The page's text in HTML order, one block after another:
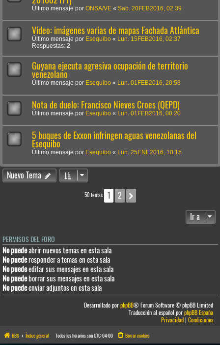
Último mensaje por ONSA/VE « Sab. 20FEB2016, 02:39
Video: imágenes varias de mapas Fachada Atlántica
Último mensaje por Esequibo «
Lun. 15FEB2016, 02:37
Respuestas: 2
Guyana ejecuta agresiva ocupación de territorio
venezolano
Último mensaje por Esequibo « Lun. 01FEB2016, 20:58
Nota de duelo: Francisco Nieves Croes (QEPD)
Último mensaje por Esequibo « Lun. 01FEB2016, 00:20
5 buques de Exxon infringen aguas venezolanas del
Esequibo
Último mensaje por Esequibo « Lun. 25ENE2016, 10:15
Nuevo Tema
50 temas 1 2
Ir a
PERMISOS DEL FORO
No puedeabrir nuevos temas en esta sala
No puederesponder a temas en esta sala
No puedeeditar sus mensajes en esta sala
No puedeborrar sus mensajes en esta sala
No puedeenviar adjuntos en esta sala
Desarrollado porphpBB® Forum Software © phpBB Limited
Traducción al español porphpBB España
Privacidad|Condiciones
BBS Índice general Todos los horarios sonUTC-04:00 Borrar cookies